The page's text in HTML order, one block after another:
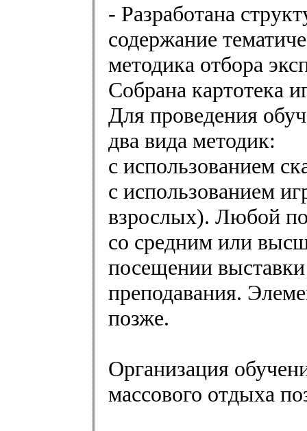
- Разработана
содержание
методика отбора
Собрана картотека
Для проведения
два вида методик:
с использованием
с использованием
взрослых). Любой
со средним или
посещении
преподавания.
позже.
Организация
массового отдыха